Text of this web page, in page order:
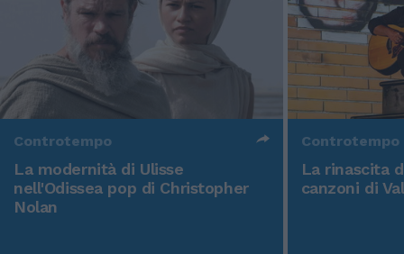
Controtempo
La modernità di Ulisse
nell'Odissea pop di Christopher
Nolan
Controtempo
La rinascita
canzoni di